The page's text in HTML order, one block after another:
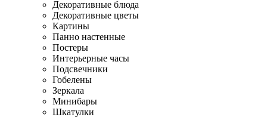
Декоративные блюда
Декоративные цветы
Картины
Панно настенные
Постеры
Интерьерные часы
Подсвечники
Гобелены
Зеркала
Минибары
Шкатулки